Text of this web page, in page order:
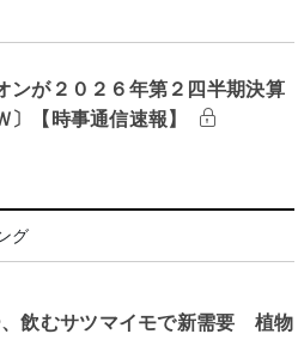
ンが２０２６年第２四半期決算
〕【時事通信速報】
グ
、飲むサツマイモで新需要 植物